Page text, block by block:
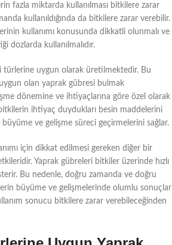
fazla miktarda kullanılması bitkilere zarar
kullanıldığında da bitkilere zarar verebilir.
kullanımı konusunda dikkatli olunmalı ve
dozlarda kullanılmalıdır.
türlerine uygun olarak üretilmektedir. Bu
olan yaprak gübresi bulmak
dönemine ve ihtiyaçlarına göre özel olarak
ihtiyaç duydukları besin maddelerini
büyüme ve gelişme süreci geçirmelerini sağlar.
için dikkat edilmesi gereken diğer bir
Yaprak gübreleri bitkiler üzerinde hızlı
Bu nedenle, doğru zamanda ve doğru
büyüme ve gelişmelerinde olumlu sonuçlar
sonucu bitkilere zarar verebileceğinden